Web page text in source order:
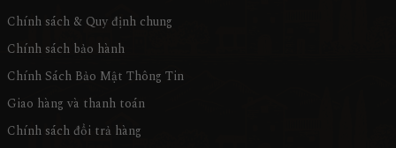
Chính sách & Quy định chung
Chính sách bảo hành
Chính Sách Bảo Mật Thông Tin
Giao hàng và thanh toán
Chính sách đổi trả hàng